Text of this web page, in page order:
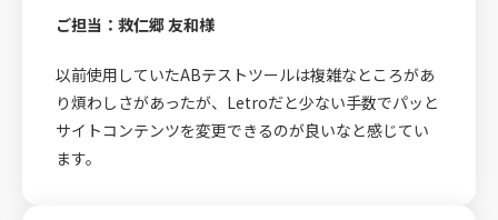
ご担当：救仁郷 友和様
以前使用していたABテストツールは複雑なところがあ
り煩わしさがあったが、Letroだと少ない手数でパッと
サイトコンテンツを変更できるのが良いなと感じてい
ます。